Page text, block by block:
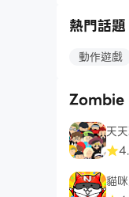
熱門話題
動作遊戲
Zombie
天
貓